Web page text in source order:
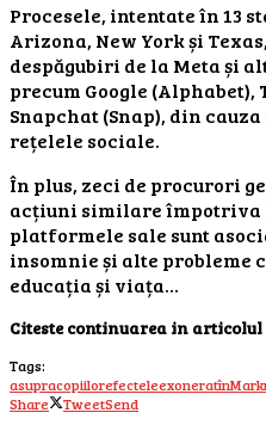
Procesele, intentate în 13
Arizona, New York și
despăgubiri de la Meta și
precum Google (Alphabet),
Snapchat (Snap), din
rețelele sociale.
În plus, zeci de procurori
acțiuni similare împotriva
platformele sale sunt
insomnie și alte probleme
educația și viața…
Citeste continuarea in articolul
Tags:
asupracopiilorefecteleexoneratînMark
Share
TweetSend